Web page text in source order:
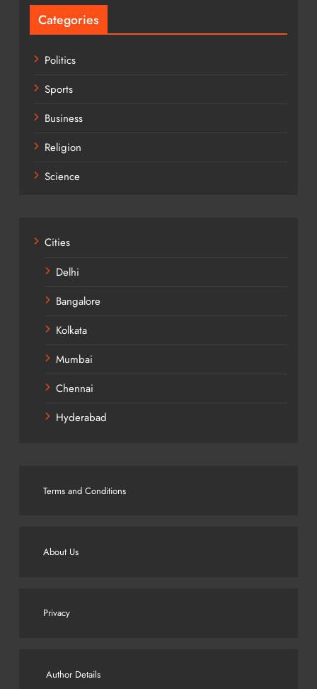
Categories
Politics
Sports
Business
Religion
Science
Cities
Delhi
Bangalore
Kolkata
Mumbai
Chennai
Hyderabad
Terms and Conditions
About Us
Privacy
Author Details